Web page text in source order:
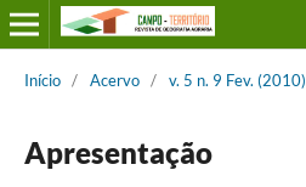
Início / Acervo / v. 5 n. 9 Fev. (2010)
Apresentação